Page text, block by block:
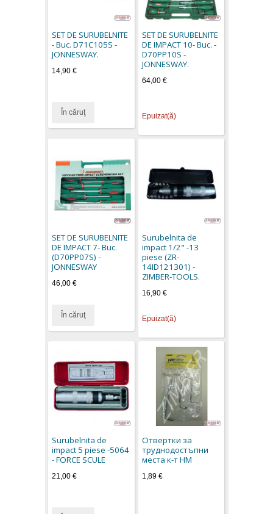
SET DE SURUBELNITE
- Buc. D71C105S -
JONNESWAY.
14,90 €
În căruţ
SET DE SURUBELNITE
DE IMPACT 10- Buc. -
D70PP10S -
JONNESWAY.
64,00 €
Epuizat(ă)
SET DE SURUBELNITE
DE IMPACT 7- Buc.
(D70PP07S) -
JONNESWAY
46,00 €
În căruţ
Surubelnita de
impact 1/2" -13
piese (ZR-
14ID121301) -
ZIMBER-TOOLS.
16,90 €
Epuizat(ă)
Surubelnita de
impact 5 piese -5064
- FORCE SCULE
21,00 €
Отвертки за
труднодостъпни
места к-т НМ
1,89 €